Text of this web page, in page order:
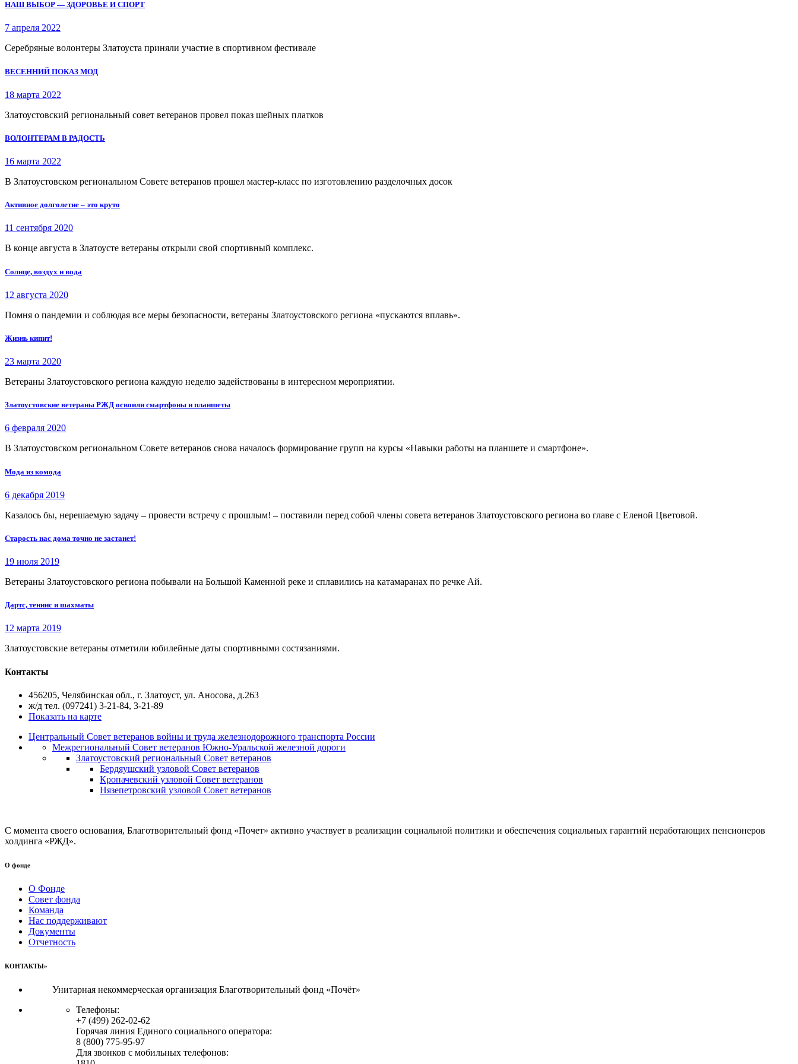
НАШ ВЫБОР — ЗДОРОВЬЕ И СПОРТ
7 апреля 2022
Серебряные волонтеры Златоуста приняли участие в спортивном фестивале
ВЕСЕННИЙ ПОКАЗ МОД
18 марта 2022
Златоустовский региональный совет ветеранов провел показ шейных платков
ВОЛОНТЕРАМ В РАДОСТЬ
16 марта 2022
В Златоустовском региональном Совете ветеранов прошел мастер-класс по изготовлению разделочных досок
Активное долголетие – это круто
11 сентября 2020
В конце августа в Златоусте ветераны открыли свой спортивный комплекс.
Солнце, воздух и вода
12 августа 2020
Помня о пандемии и соблюдая все меры безопасности, ветераны Златоустовского региона «пускаются вплавь».
Жизнь кипит!
23 марта 2020
Ветераны Златоустовского­ ­региона каждую неделю задей­ствованы в интересном меро­приятии.
Златоустовские ветераны РЖД освоили смартфоны и планшеты
6 февраля 2020
В Златоустовском региональном Совете ветеранов снова началось формирование групп на курсы «Навыки работы на планшете и смартфоне».
Мода из комода
6 декабря 2019
Казалось бы, нерешаемую задачу – провести встречу с прошлым! – поставили перед собой члены совета ветеранов Златоустовского региона во главе с Еленой Цветовой.
Старость нас дома точно не застанет!
19 июля 2019
Ветераны Златоустовского региона побывали на Большой Каменной реке и сплавились на катамаранах по речке Ай.
Дартс, теннис и шахматы
12 марта 2019
Златоустовские ветераны отметили юбилейные даты спортивными состязаниями.
Контакты
456205, Челябинская обл., г. Златоуст, ул. Аносова, д.263
ж/д тел. (097241) 3-21-84, 3-21-89
Показать на карте
Центральный Совет ветеранов войны и труда железнодорожного транспорта России
Межрегиональный Совет ветеранов Южно-Уральской железной дороги
Златоустовский региональный Совет ветеранов
Бердяушский узловой Совет ветеранов
Кропачевский узловой Совет ветеранов
Нязепетровский узловой Совет ветеранов
С момента своего основания, Благотворительный фонд «Почет» активно участвует в реализации социальной политики и обеспечения социальных гарантий неработающих пенсионеров
холдинга «РЖД».
О фонде
О Фонде
Совет фонда
Команда
Нас поддерживают
Документы
Отчетность
КОНТАКТЫ»
Унитарная некоммерческая организация Благотворительный фонд «Почёт»
Телефоны:
+7 (499) 262-02-62
Горячая линия Единого социального оператора:
8 (800) 775-95-97
Для звонков с мобильных телефонов: